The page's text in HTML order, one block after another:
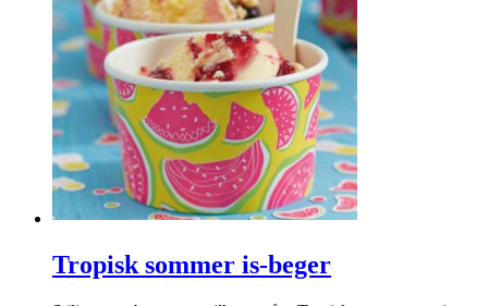
Tropisk sommer is-beger